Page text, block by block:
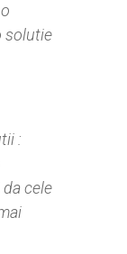
solutie
:
cele